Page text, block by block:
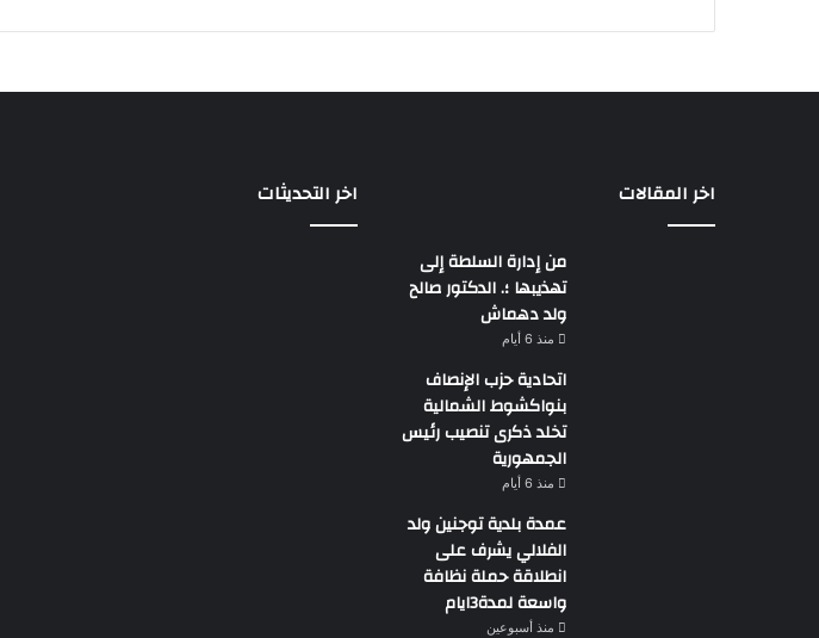
اخر المقالات
من إدارة السلطة إلى
تهذيبها ؛. الدكتور صالح
ولد دهماش
منذ 6 أيام
اتحادية حزب الإنصاف
بنواكشوط الشمالية
تخلد ذكرى تنصيب رئيس
الجمهورية
منذ 6 أيام
عمدة بلدية توجنين ولد
الفلالي يشرف على
انطلاقة حملة نظافة
واسعة لمدة3ايام
منذ أسبوعين
اخر التحديثات